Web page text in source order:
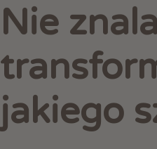
Nie
jakiego